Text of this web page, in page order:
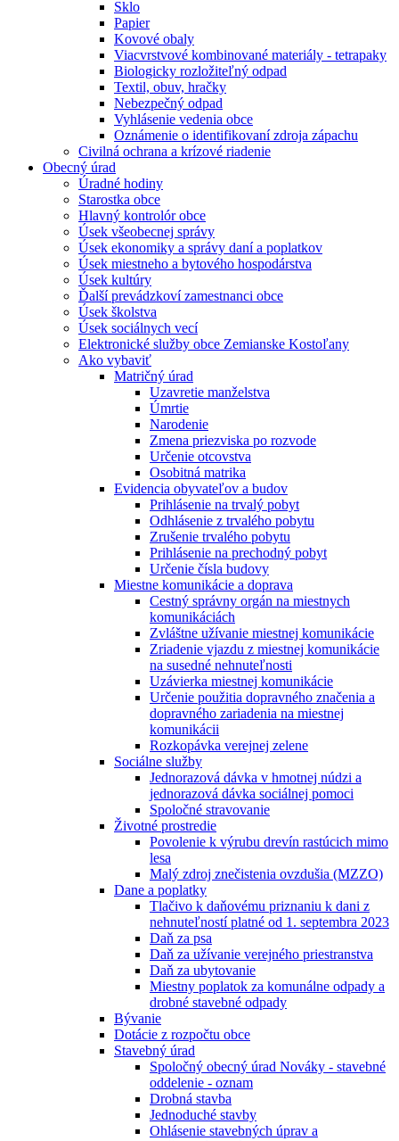
Sklo
Papier
Kovové obaly
Viacvrstvové kombinované materiály - tetrapaky
Biologicky rozložiteľný odpad
Textil, obuv, hračky
Nebezpečný odpad
Vyhlásenie vedenia obce
Oznámenie o identifikovaní zdroja zápachu
Civilná ochrana a krízové riadenie
Obecný úrad
Úradné hodiny
Starostka obce
Hlavný kontrolór obce
Úsek všeobecnej správy
Úsek ekonomiky a správy daní a poplatkov
Úsek miestneho a bytového hospodárstva
Úsek kultúry
Ďalší prevádzkoví zamestnanci obce
Úsek školstva
Úsek sociálnych vecí
Elektronické služby obce Zemianske Kostoľany
Ako vybaviť
Matričný úrad
Uzavretie manželstva
Úmrtie
Narodenie
Zmena priezviska po rozvode
Určenie otcovstva
Osobitná matrika
Evidencia obyvateľov a budov
Prihlásenie na trvalý pobyt
Odhlásenie z trvalého pobytu
Zrušenie trvalého pobytu
Prihlásenie na prechodný pobyt
Určenie čísla budovy
Miestne komunikácie a doprava
Cestný správny orgán na miestnych
komunikáciách
Zvláštne užívanie miestnej komunikácie
Zriadenie vjazdu z miestnej komunikácie
na susedné nehnuteľnosti
Uzávierka miestnej komunikácie
Určenie použitia dopravného značenia a
dopravného zariadenia na miestnej
komunikácii
Rozkopávka verejnej zelene
Sociálne služby
Jednorazová dávka v hmotnej núdzi a
jednorazová dávka sociálnej pomoci
Spoločné stravovanie
Životné prostredie
Povolenie k výrubu drevín rastúcich mimo
lesa
Malý zdroj znečistenia ovzdušia (MZZO)
Dane a poplatky
Tlačivo k daňovému priznaniu k dani z
nehnuteľností platné od 1. septembra 2023
Daň za psa
Daň za užívanie verejného priestranstva
Daň za ubytovanie
Miestny poplatok za komunálne odpady a
drobné stavebné odpady
Bývanie
Dotácie z rozpočtu obce
Stavebný úrad
Spoločný obecný úrad Nováky - stavebné
oddelenie - oznam
Drobná stavba
Jednoduché stavby
Ohlásenie stavebných úprav a